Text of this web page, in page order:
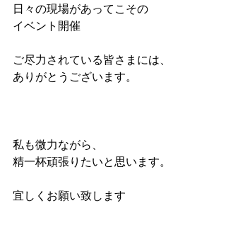
日々の現場があってこその
イベント開催
ご尽力されている皆さまには、
ありがとうございます。
私も微力ながら、
精一杯頑張りたいと思います。
宜しくお願い致します